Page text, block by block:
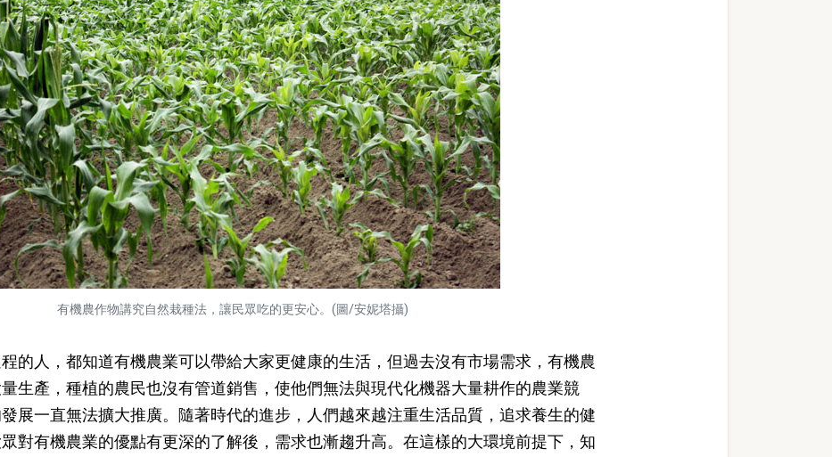
有機農作物講究自然栽種法，讓民眾吃的更安心。(圖/安妮塔攝)
人，都知道有機農業可以帶給大家更健康的生活，但過去沒有市場需求，有機農
生產，種植的農民也沒有管道銷售，使他們無法與現代化機器大量耕作的農業競
展一直無法擴大推廣。隨著時代的進步，人們越來越注重生活品質，追求養生的健
對有機農業的優點有更深的了解後，需求也漸趨升高。在這樣的大環境前提下，知